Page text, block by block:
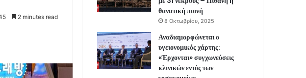
2 minutes read
θανατική ποινή
8 Οκτωβρίου, 2025
Αναδιαμορφώνεται ο
υγειονομικός χάρτης:
«Έρχονται» συγχωνεύσεις
κλινικών εντός των